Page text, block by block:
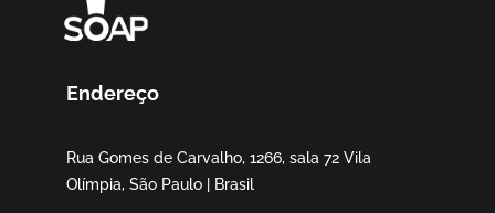
Endereço
Rua Gomes de Carvalho, 1266, sala 72 Vila
Olímpia, São Paulo | Brasil